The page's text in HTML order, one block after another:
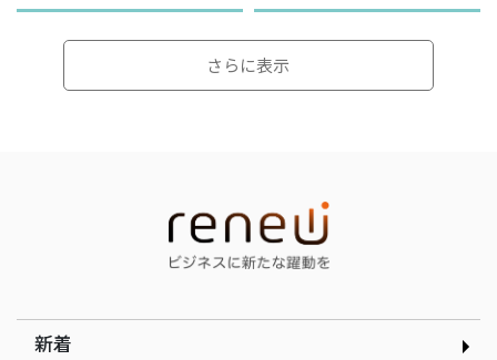
選んだのは就活ではなく学
生起業家の道｜合同会社ド
ルフィン 木下銀次郎さん
顧客の「なぜ」をテクノロ
ジーで可視化する｜
curioph株式会社玉木穣太
さらに表示
新着